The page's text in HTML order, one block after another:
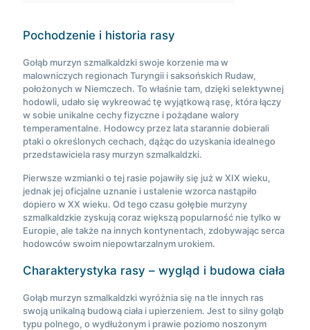
Pochodzenie i historia rasy
Gołąb murzyn szmalkaldzki swoje korzenie ma w
malowniczych regionach Turyngii i saksońskich Rudaw,
położonych w Niemczech. To właśnie tam, dzięki selektywnej
hodowli, udało się wykreować tę wyjątkową rasę, która łączy
w sobie unikalne cechy fizyczne i pożądane walory
temperamentalne. Hodowcy przez lata starannie dobierali
ptaki o określonych cechach, dążąc do uzyskania idealnego
przedstawiciela rasy murzyn szmalkaldzki.
Pierwsze wzmianki o tej rasie pojawiły się już w XIX wieku,
jednak jej oficjalne uznanie i ustalenie wzorca nastąpiło
dopiero w XX wieku. Od tego czasu gołębie murzyny
szmalkaldzkie zyskują coraz większą popularność nie tylko w
Europie, ale także na innych kontynentach, zdobywając serca
hodowców swoim niepowtarzalnym urokiem.
Charakterystyka rasy – wygląd i budowa ciała
Gołąb murzyn szmalkaldzki wyróżnia się na tle innych ras
swoją unikalną budową ciała i upierzeniem. Jest to silny gołąb
typu polnego, o wydłużonym i prawie poziomo noszonym